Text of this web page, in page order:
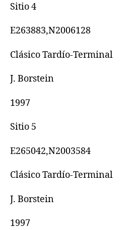
Sitio 4
E263883,N2006128
Clásico Tardío-Terminal
J. Borstein
1997
Sitio 5
E265042,N2003584
Clásico Tardío-Terminal
J. Borstein
1997